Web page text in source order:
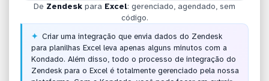
De Zendesk para Excel: gerenciado, agendado, sem
código.
Criar uma integração que envia dados do Zendesk
para planilhas Excel leva apenas alguns minutos com a
Kondado. Além disso, todo o processo de integração do
Zendesk para o Excel é totalmente gerenciado pela nossa